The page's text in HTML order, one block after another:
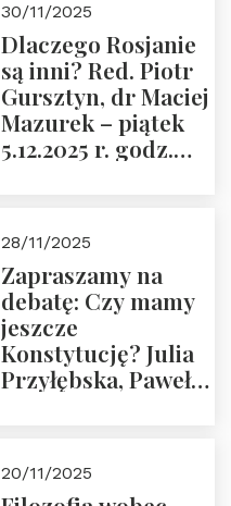
zwiedzanie
Muzeum Żołnierzy
Wyklętych i
Więźniów
Politycznych PRL o
godz. 16:00 – 19
30/11/2025
Dlaczego Rosjanie
są inni? Red. Piotr
Gursztyn, dr Maciej
Mazurek – piątek
5.12.2025 r. godz.
28/11/2025
Zapraszamy na
debatę: Czy mamy
jeszcze
Konstytucję? Julia
Przyłębska, Paweł
Przemysław
20/11/2025